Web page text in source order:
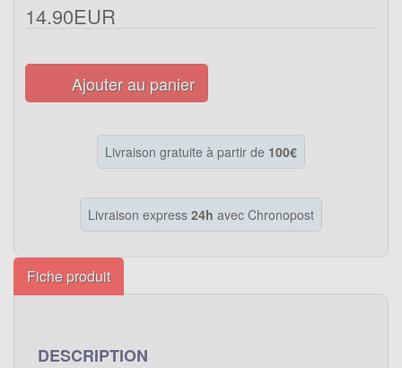
14.90EUR
Ajouter au panier
Livraison gratuite à partir de 100€
Livraison express 24h avec Chronopost
Fiche produit
DESCRIPTION